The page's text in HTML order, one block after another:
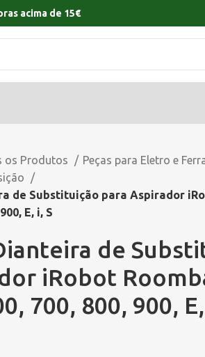
acima de 15€
os Produtos
Peças para Eletro e
de Substituição para Aspirador
E, i, S
de
iRobot
700, 800, 900,